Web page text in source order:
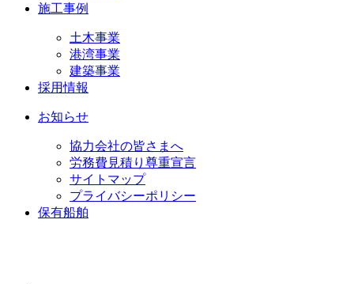
施工事例
土木事業
港湾事業
建築事業
採用情報
お知らせ
協力会社の皆さまへ
労務費見積り尊重宣言
サイトマップ
プライバシーポリシー
保有船舶